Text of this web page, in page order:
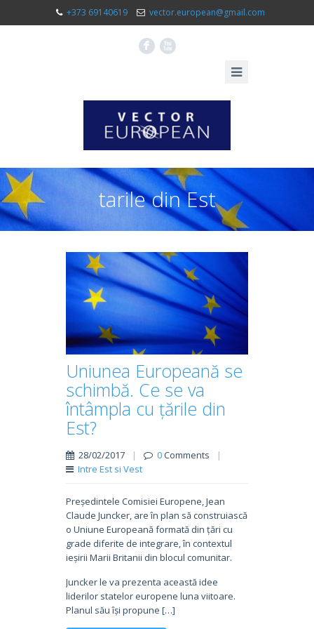
+373 69140619 vector.european@gmail.com
F X
tarile din Est
Uniunea Europeană se
schimbă. Ce se va
întâmpla cu țările din
Est?
28/02/2017 | 0Comments
|
Intre Est si Vest
Președintele Comisiei Europene, Jean
Claude Juncker, are în plan să construiască
o Uniune Europeană formată din țări cu
grade diferite de integrare, în contextul
ieșirii Marii Britanii din blocul comunitar.
Juncker le va prezenta această idee
liderilor statelor europene luna viitoare.
Planul său își propune […]